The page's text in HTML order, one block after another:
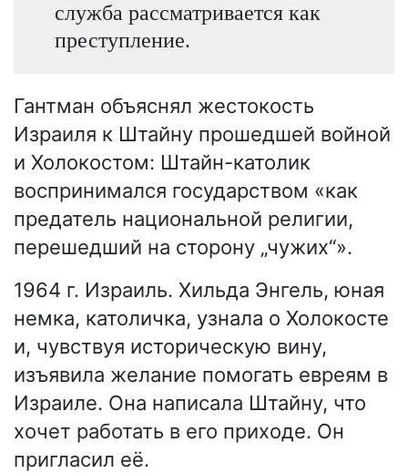
служба рассматривается как
преступление.
Гантман объяснял жестокость
Израиля к Штайну прошедшей войной
и Холокостом: Штайн-католик
воспринимался государством «как
предатель национальной религии,
перешедший на сторону „чужих“».
1964 г. Израиль. Хильда Энгель, юная
немка, католичка, узнала о Холокосте
и, чувствуя историческую вину,
изъявила желание помогать евреям в
Израиле. Она написала Штайну, что
хочет работать в его приходе. Он
пригласил её.